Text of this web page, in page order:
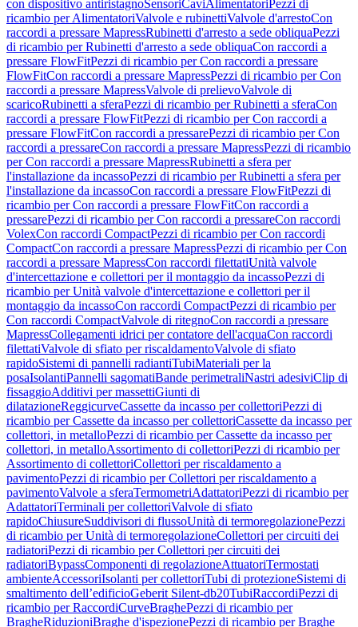
con dispositivo antiristagnoSensoriCaviAlimentatori Pezzi di
ricambio per AlimentatoriValvole e rubinettiValvole d'arrestoCon
raccordi a pressare MapressRubinetti d'arresto a sede obliquaPezzi
di ricambio per Rubinetti d'arresto a sede obliquaCon raccordi a
pressare FlowFitPezzi di ricambio per Con raccordi a pressare
FlowFitCon raccordi a pressare MapressPezzi di ricambio per Con
raccordi a pressare MapressValvole di prelievoValvole di
scaricoRubinetti a sferaPezzi di ricambio per Rubinetti a sferaCon
raccordi a pressare FlowFitPezzi di ricambio per Con raccordi a
pressare FlowFitCon raccordi a pressarePezzi di ricambio per Con
raccordi a pressareCon raccordi a pressare MapressPezzi di ricambio
per Con raccordi a pressare MapressRubinetti a sfera per
l'installazione da incassoPezzi di ricambio per Rubinetti a sfera per
l'installazione da incassoCon raccordi a pressare FlowFitPezzi di
ricambio per Con raccordi a pressare FlowFitCon raccordi a
pressarePezzi di ricambio per Con raccordi a pressareCon raccordi
VolexCon raccordi CompactPezzi di ricambio per Con raccordi
CompactCon raccordi a pressare MapressPezzi di ricambio per Con
raccordi a pressare MapressCon raccordi filettatiUnità valvole
d'intercettazione e collettori per il montaggio da incassoPezzi di
ricambio per Unità valvole d'intercettazione e collettori per il
montaggio da incassoCon raccordi CompactPezzi di ricambio per
Con raccordi CompactValvole di ritegnoCon raccordi a pressare
MapressCollegamenti idrici per contatore dell'acquaCon raccordi
filettatiValvole di sfiato per riscaldamentoValvole di sfiato
rapidoSistemi di pannelli radiantiTubiMateriali per la
posaIsolantiPannelli sagomatiBande perimetraliNastri adesiviClip di
fissaggioAdditivi per massettiGiunti di
dilatazioneReggicurveCassette da incasso per collettoriPezzi di
ricambio per Cassette da incasso per collettoriCassette da incasso per
collettori, in metalloPezzi di ricambio per Cassette da incasso per
collettori, in metalloAssortimento di collettoriPezzi di ricambio per
Assortimento di collettoriCollettori per riscaldamento a
pavimentoPezzi di ricambio per Collettori per riscaldamento a
pavimentoValvole a sferaTermometriAdattatoriPezzi di ricambio per
AdattatoriTerminali per collettoriValvole di sfiato
rapidoChiusureSuddivisori di flussoUnità di termoregolazionePezzi
di ricambio per Unità di termoregolazioneCollettori per circuiti dei
radiatoriPezzi di ricambio per Collettori per circuiti dei
radiatoriBypassComponenti di regolazioneAttuatoriTermostati
ambienteAccessoriIsolanti per collettoriTubi di protezioneSistemi di
smaltimento dell’edificioGeberit Silent-db20TubiRaccordiPezzi di
ricambio per RaccordiCurveBraghePezzi di ricambio per
BragheRiduzioniBraghe d'ispezionePezzi di ricambio per Braghe